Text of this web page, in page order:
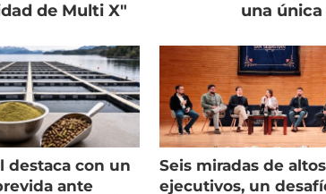
de Multi X"
una
destaca con un
ante
Seis miradas de altos
ejecutivos, un